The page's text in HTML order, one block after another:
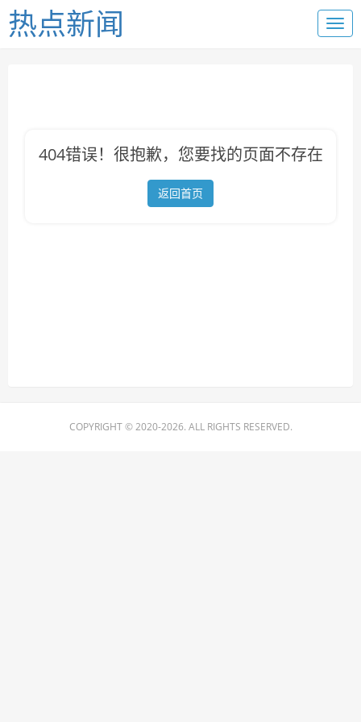
热点新闻
404错误！很抱歉，您要找的页面不存在
返回首页
COPYRIGHT © 2020-2026. ALL RIGHTS RESERVED.